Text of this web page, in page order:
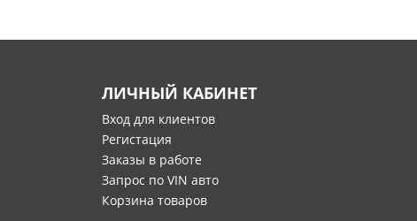
ЛИЧНЫЙ КАБИНЕТ
Вход для клиентов
Регистация
Заказы в работе
Запрос по VIN авто
Корзина товаров